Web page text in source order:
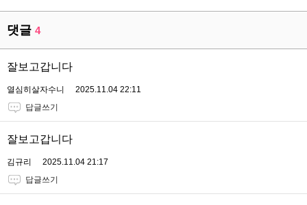
댓글 4
잘보고갑니다
열심히살자수니
2025.11.04 22:11
답글쓰기
잘보고갑니다
김규리
2025.11.04 21:17
답글쓰기